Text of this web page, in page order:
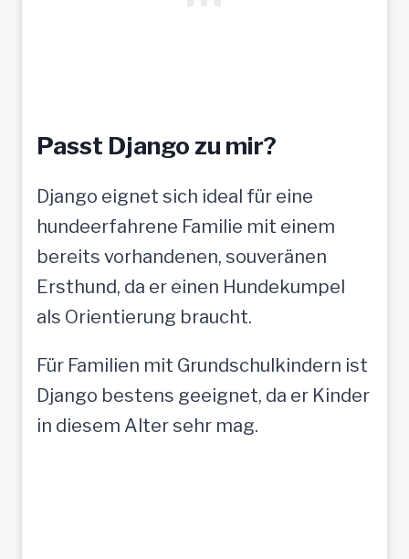
Passt Django zu mir?
Django eignet sich ideal für eine
hundeerfahrene Familie mit einem
bereits vorhandenen, souveränen
Ersthund, da er einen Hundekumpel
als Orientierung braucht.
Für Familien mit Grundschulkindern ist
Django bestens geeignet, da er Kinder
in diesem Alter sehr mag.